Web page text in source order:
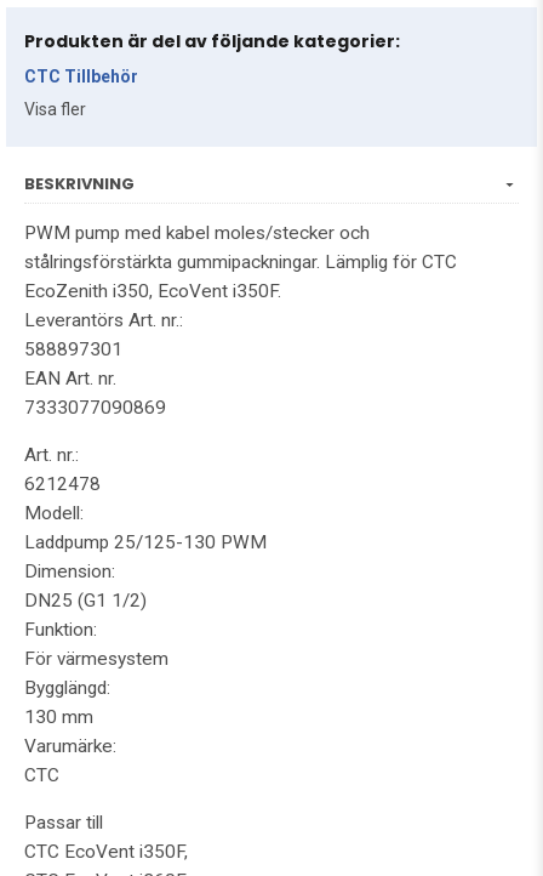
Produkten är del av följande kategorier:
CTC Tillbehör
Visa fler
BESKRIVNING
PWM pump med kabel moles/stecker och
stålringsförstärkta gummipackningar. Lämplig för CTC
EcoZenith i350, EcoVent i350F.
Leverantörs Art. nr.:
588897301
EAN Art. nr.
7333077090869
Art. nr.:
6212478
Modell:
Laddpump 25/125-130 PWM
Dimension:
DN25 (G1 1/2)
Funktion:
För värmesystem
Bygglängd:
130 mm
Varumärke:
CTC
Passar till
CTC EcoVent i350F,